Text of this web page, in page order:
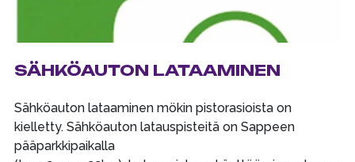
SÄHKÖAUTON LATAAMINEN
Sähköauton lataaminen mökin pistorasioista on
kielletty. Sähköauton latauspisteitä on Sappeen
pääparkkipaikalla